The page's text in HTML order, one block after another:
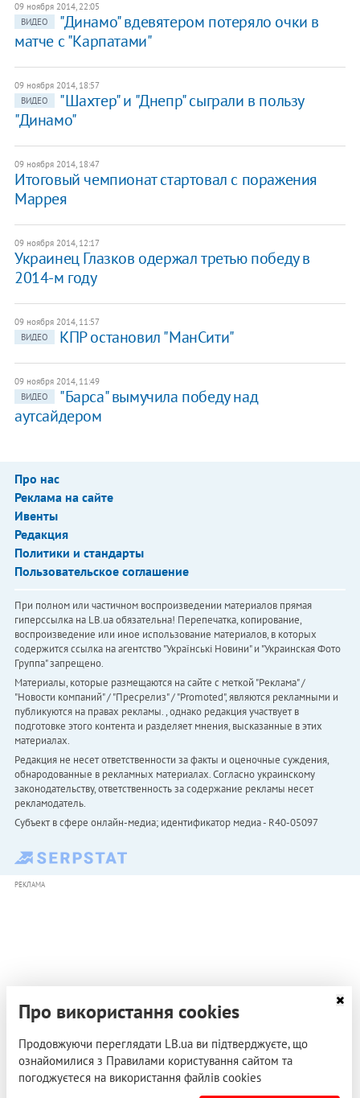
09 ноября 2014, 22:05
ВИДЕО
"Динамо" вдевятером потеряло очки в
матче с "Карпатами"
09 ноября 2014, 18:57
ВИДЕО
"Шахтер" и "Днепр" сыграли в пользу
"Динамо"
09 ноября 2014, 18:47
​Итоговый чемпионат стартовал с поражения
Маррея
09 ноября 2014, 12:17
Украинец Глазков одержал третью победу в
2014-м году
09 ноября 2014, 11:57
ВИДЕО
КПР остановил "МанСити"
09 ноября 2014, 11:49
ВИДЕО
"Барса" вымучила победу над
аутсайдером
Про нас
Реклама на сайте
Ивенты
Редакция
Политики и стандарты
Пользовательское соглашение
При полном или частичном воспроизведении материалов прямая
гиперссылка на LB.ua обязательна! Перепечатка, копирование,
воспроизведение или иное использование материалов, в которых
содержится ссылка на агентство "Українськi Новини" и "Украинская Фото
Группа" запрещено.
Материалы, которые размещаются на сайте с меткой "Реклама" /
"Новости компаний" / "Пресрелиз" / "Promoted", являются рекламными и
публикуются на правах рекламы. , однако редакция участвует в
подготовке этого контента и разделяет мнения, высказанные в этих
материалах.
Редакция не несет ответственности за факты и оценочные суждения,
обнародованные в рекламных материалах. Согласно украинскому
законодательству, ответственность за содержание рекламы несет
рекламодатель.
Субъект в сфере онлайн-медиа; идентификатор медиа - R40-05097
РЕКЛАМА
Про використання cookies
Продовжуючи переглядати LB.ua ви підтверджуєте, що
ознайомилися з Правилами користування сайтом та
погоджуєтеся на використання файлів cookies